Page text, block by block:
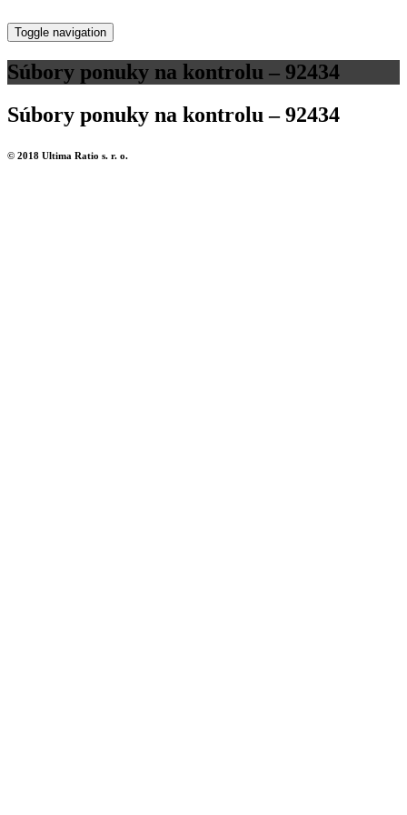
Toggle navigation
Súbory ponuky na kontrolu – 92434
Súbory ponuky na kontrolu – 92434
© 2018 Ultima Ratio s. r. o.